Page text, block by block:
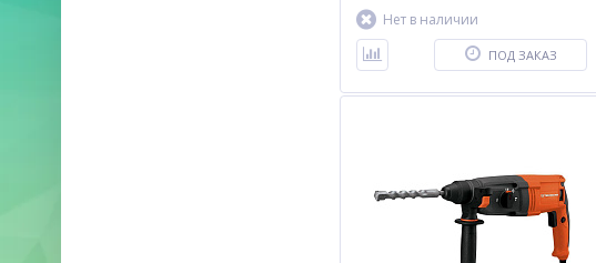
Нет в наличии
ПОД ЗАКАЗ